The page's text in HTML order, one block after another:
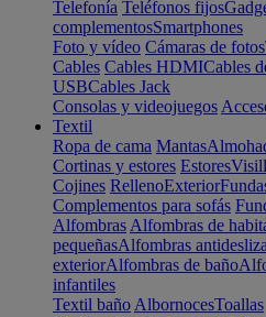
Telefonía Teléfonos fijos
complementosSmartphones
Foto y vídeo Cámaras de fotos
Cables Cables HDMICables
USBCables Jack
Consolas y videojuegos
Textil
Ropa de cama Mantas
Cortinas y estores Estores
Cojines RellenoExterior
Complementos para sofás
Alfombras Alfombras de
pequeñasAlfombras
exteriorAlfombras de baño
infantiles
Textil baño AlbornocesToallas